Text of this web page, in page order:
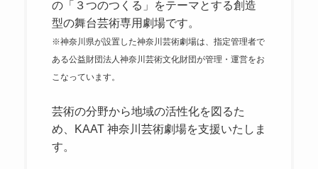
の「３つのつくる」をテーマとする創造
※神奈川県が設置した神奈川芸術劇場は、指定管理者で
ある公益財団法人神奈川芸術文化財団が管理・運営をお
こなっています。
芸術の分野から地域の活性化を図るた
め、KAAT 神奈川芸術劇場を支援いたしま
す。